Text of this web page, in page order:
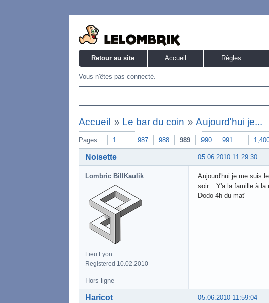
Retour au site Accueil Règles
Vous n'êtes pas connecté.
Accueil » Le bar du coin »Aujourd'hui je...
Pages 1 987 988 989 990 991
05.06.2010 11:29:30
Noisette
Lombric BillKaulik
Lieu Lyon
Registered 10.02.2010
Aujourd'hui je me suis
soir... Y'a la famille à la
Dodo 4h du mat'
Hors ligne
05.06.2010 11:59:04
Haricot